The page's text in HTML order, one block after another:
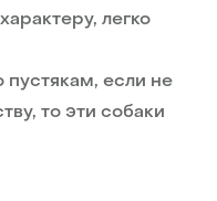
легко
пустякам, если не
то эти собаки